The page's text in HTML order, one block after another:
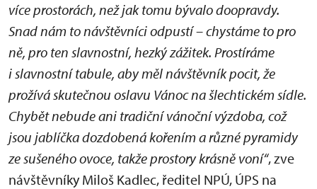
více prostorách, než jak tomu bývalo doopravdy.
Snad nám to návštěvníci odpustí – chystáme to pro
ně, pro ten slavnostní, hezký zážitek. Prostíráme
i slavnostní tabule, aby měl návštěvník pocit, že
prožívá skutečnou oslavu Vánoc na šlechtickém sídle.
Chybět nebude ani tradiční vánoční výzdoba, což
jsou jablíčka dozdobená kořením a různé pyramidy
ze sušeného ovoce, takže prostory krásně voní“, zve
návštěvníky Miloš Kadlec, ředitel NPÚ, ÚPS na